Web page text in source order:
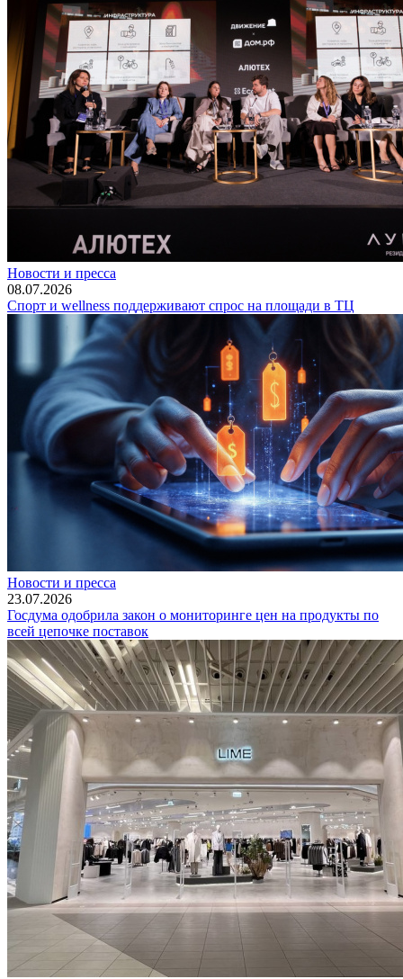
Новости и пресса
08.07.2026
Спорт и wellness поддерживают спрос на площади в ТЦ
Новости и пресса
23.07.2026
Госдума одобрила закон о мониторинге цен на продукты по
всей цепочке поставок